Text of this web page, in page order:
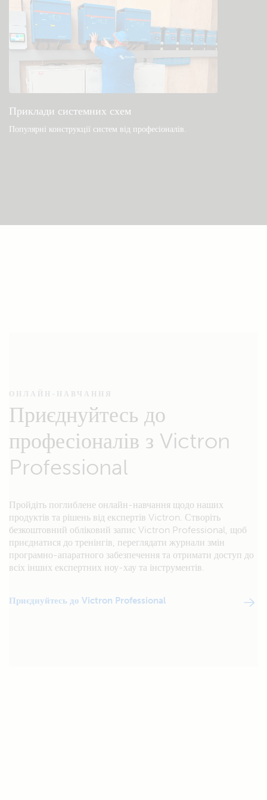
Приклади системних схем
Популярні конструкції систем від професіоналів.
ОНЛАЙН-НАВЧАННЯ
Приєднуйтесь до
професіоналів з Victron
Professional
Пройдіть поглиблене онлайн-навчання щодо наших
продуктів та рішень від експертів Victron. Створіть
безкоштовний обліковий запис Victron Professional, щоб
приєднатися до тренінгів, переглядати журнали змін
програмно-апаратного забезпечення та отримати доступ до
всіх інших експертних ноу-хау та інструментів.
Приєднуйтесь до Victron Professional